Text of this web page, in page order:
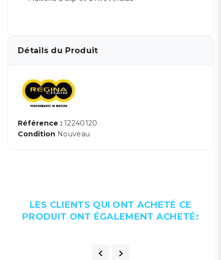
Détails du Produit
Référence : 12240120
Condition Nouveau
LES CLIENTS QUI ONT ACHETÉ CE
PRODUIT ONT ÉGALEMENT ACHETÉ:
 